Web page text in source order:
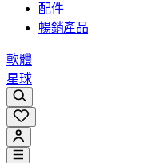
配件
暢銷產品
軟體
星球